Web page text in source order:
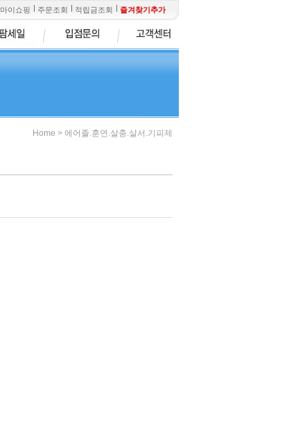
마이쇼핑 주문조회 적립금조회 즐겨찾기추가
Home > 에어졸.훈연.살충.살서.기피제